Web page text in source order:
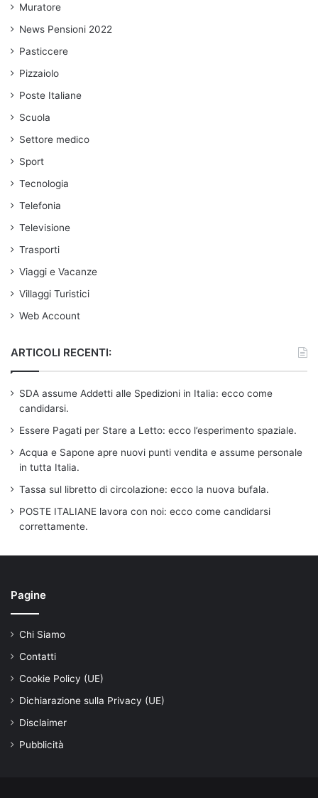
Muratore
News Pensioni 2022
Pasticcere
Pizzaiolo
Poste Italiane
Scuola
Settore medico
Sport
Tecnologia
Telefonia
Televisione
Trasporti
Viaggi e Vacanze
Villaggi Turistici
Web Account
ARTICOLI RECENTI:
SDA assume Addetti alle Spedizioni in Italia: ecco come
candidarsi.
Essere Pagati per Stare a Letto: ecco l’esperimento spaziale.
Acqua e Sapone apre nuovi punti vendita e assume personale
in tutta Italia.
Tassa sul libretto di circolazione: ecco la nuova bufala.
POSTE ITALIANE lavora con noi: ecco come candidarsi
correttamente.
Pagine
Chi Siamo
Contatti
Cookie Policy (UE)
Dichiarazione sulla Privacy (UE)
Disclaimer
Pubblicità